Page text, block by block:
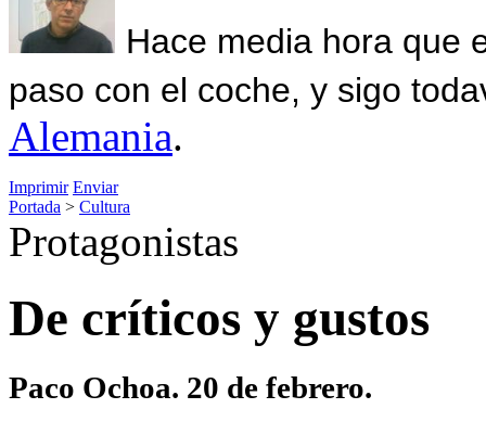
Hace media hora que
paso con el coche, y sigo
Alemania.
Imprimir Enviar
Portada > Cultura
Protagonistas
De críticos y gustos
Paco Ochoa. 20 de febrero.